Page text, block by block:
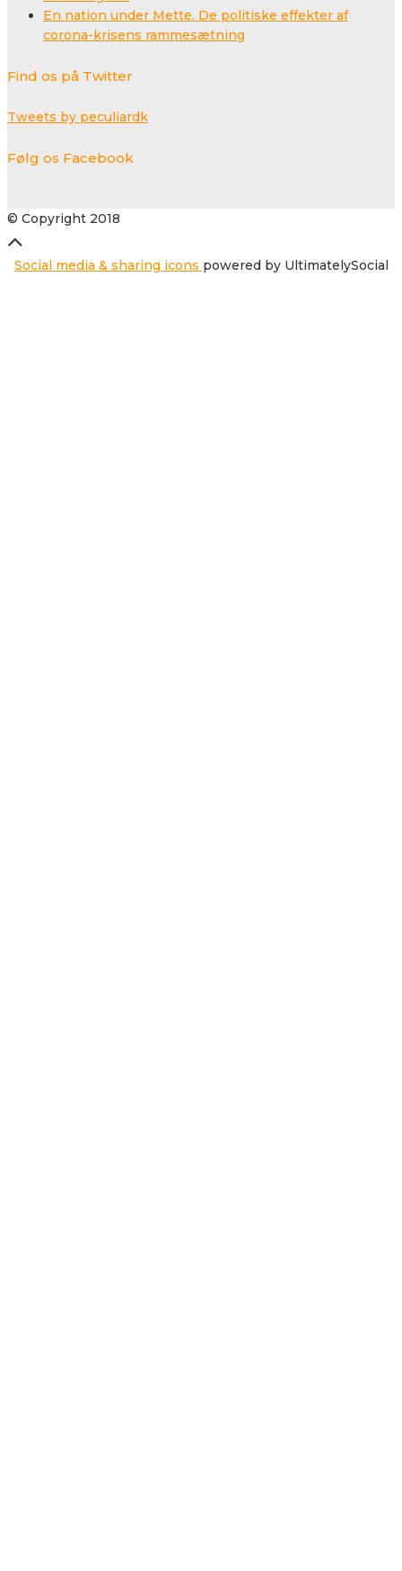
En nation under Mette. De politiske effekter af
corona-krisens rammesætning
Find os på Twitter
Tweets by peculiardk
Følg os Facebook
© Copyright 2018
Social media & sharing icons powered by UltimatelySocial